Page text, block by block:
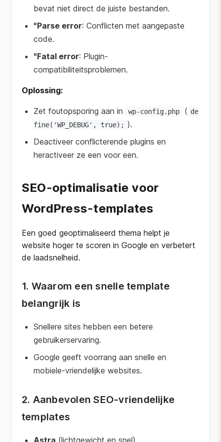
bevat niet direct de juiste bestanden.
"Parse error: Conflicten met aangepaste
code.
"Fatal error: Plugin-
compatibiliteitsproblemen.
Oplossing:
Zet foutopsporing aan in wp-config.php ( de
fine('WP_DEBUG', true); ).
Deactiveer conflicterende plugins en
heractiveer ze een voor een.
SEO-optimalisatie voor
WordPress-templates
Een goed geoptimaliseerd thema helpt je
website hoger te scoren in Google en verbetert
de laadsnelheid.
1. Waarom een snelle template
belangrijk is
Snellere sites hebben een betere
gebruikerservaring.
Google geeft voorrang aan snelle en
mobiele-vriendelijke websites.
2. Aanbevolen SEO-vriendelijke
templates
Astra (lichtgewicht en snel).